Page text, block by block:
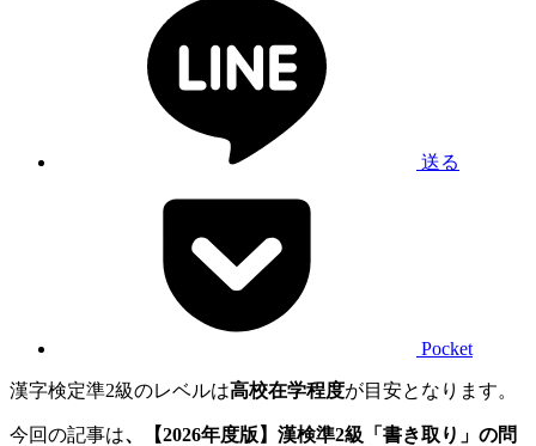
送る
Pocket
漢字検定準2級のレベルは高校在学程度が目安となります。
今回の記事は、【2026年度版】漢検準2級「書き取り」の問